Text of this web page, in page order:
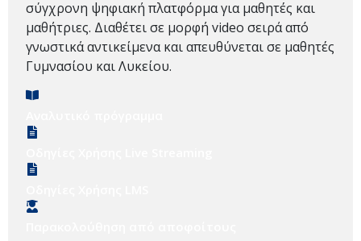
σύγχρονη ψηφιακή πλατφόρμα για μαθητές και
μαθήτριες. Διαθέτει σε μορφή video σειρά από
γνωστικά αντικείμενα και απευθύνεται σε μαθητές
Γυμνασίου και Λυκείου.